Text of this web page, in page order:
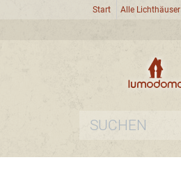
Start Alle Lichthäuser